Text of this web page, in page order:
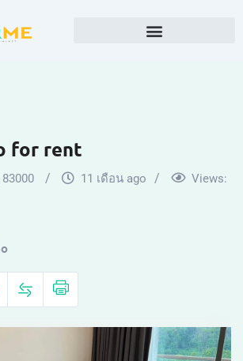
for rent
83000 11 เดือน ago
Views: